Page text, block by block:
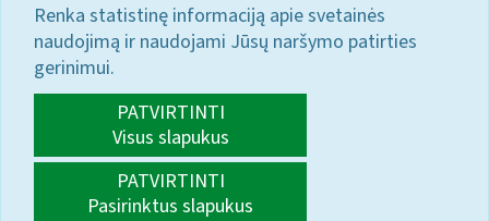
Renka statistinę informaciją apie svetainės
naudojimą ir naudojami Jūsų naršymo patirties
gerinimui.
PATVIRTINTI
Visus slapukus
PATVIRTINTI
Pasirinktus slapukus